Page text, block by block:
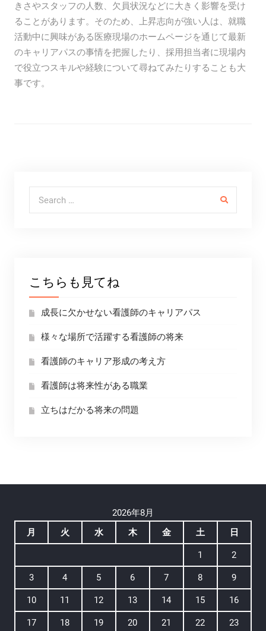
きさやスタッフの人数、欠員状況などに大きく影響を受け
ることがあります。そのため、上昇志向が強い人は、就職
活動中に興味がある医療現場のホームページを通じて最新
のキャリアパスの事情を把握したり、採用担当者に現場内
で役立つスキルや経験について尋ねてみたりすることも大
事です。
こちらも見てね
成長に欠かせない看護師のキャリアパス
様々な場所で活躍する看護師の将来
看護師のキャリア形成の考え方
看護師は将来性がある職業
立ちはだかる将来の問題
2026年8月
月
火 水 木 金 土 日
1 2
3 4 5 6 7 8 9
10 11 12 13 14 15 16
17 18 19 20 21 22 23